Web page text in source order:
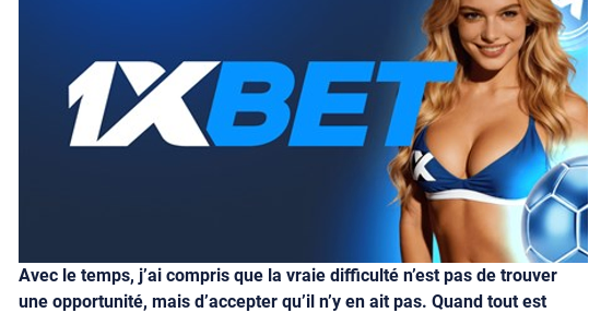
Avec le temps, j’ai compris que la vraie difficulté n’est pas de trouver
une opportunité, mais d’accepter qu’il n’y en ait pas. Quand tout est